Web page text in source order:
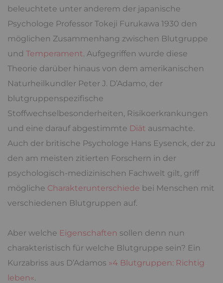
beleuchtete unter anderem der japanische
Psychologe Professor Tokeji Furukawa 1930 den
möglichen Zusammenhang zwischen Blutgruppe
und Temperament. Aufgegriffen wurde diese
Theorie darüber hinaus von dem amerikanischen
Naturheilkundler Peter J. D’Adamo, der
blutgruppenspezifische
Stoffwechselbesonderheiten, Risikoerkrankungen
und eine darauf abgestimmte Diät ausmachte.
Auch der britische Psychologe Hans Eysenck, der zu
den am meisten zitierten Forschern in der
psychologisch-medizinischen Fachwelt gilt, griff
mögliche Charakterunterschiede bei Menschen mit
verschiedenen Blutgruppen auf.
Aber welche Eigenschaften sollen denn nun
charakteristisch für welche Blutgruppe sein? Ein
Kurzabriss aus D’Adamos »4 Blutgruppen: Richtig
leben«.